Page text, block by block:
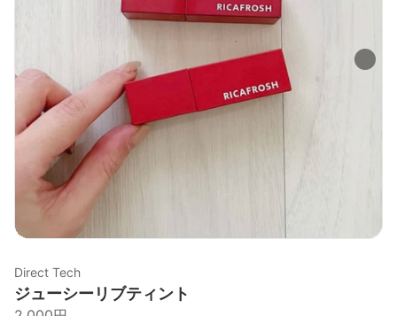
Direct Tech
ジューシーリブティント